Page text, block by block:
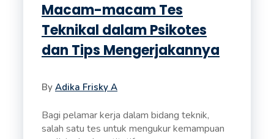
Macam-macam Tes
Teknikal dalam Psikotes
dan Tips Mengerjakannya
By Adika Frisky A
Bagi pelamar kerja dalam bidang teknik,
salah satu tes untuk mengukur kemampuan